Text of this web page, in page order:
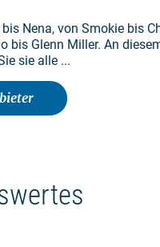
Nena, von Smokie bis
bis Glenn Miller. An
sie alle ...